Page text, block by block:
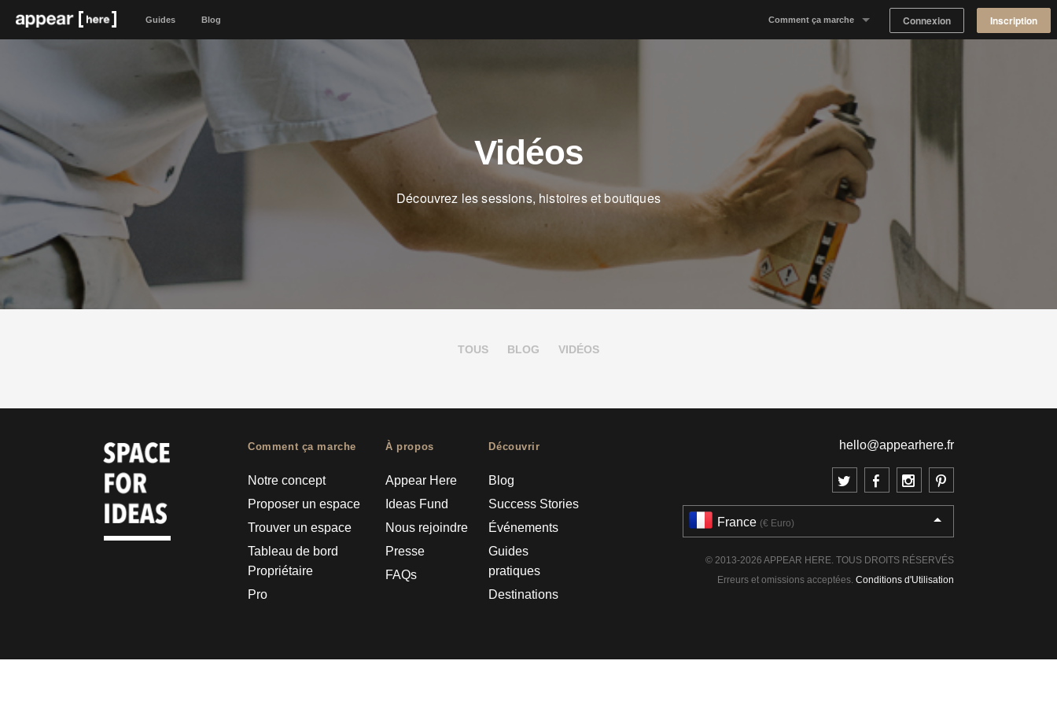
Guides Blog Comment ça marche
Proposer un espace
Trouver un espace
Tableau de Bord Propriétaire
Connexion Inscription
Vidéos
Découvrez les sessions, histoires et boutiques
TOUS BLOG VIDÉOS
Comment ça marche
Notre concept
Proposer un espace
Trouver un espace
Tableau de bord
Propriétaire
Pro
À propos
Appear Here
Ideas Fund
Nous rejoindre
Presse
FAQs
Découvrir
Blog
Success Stories
Événements
Guides
pratiques
Destinations
hello@appearhere.fr
France (€ Euro)
© 2013-2026 APPEAR HERE. TOUS DROITS RÉSERVÉS
Erreurs et omissions acceptées. Conditions d'Utilisation